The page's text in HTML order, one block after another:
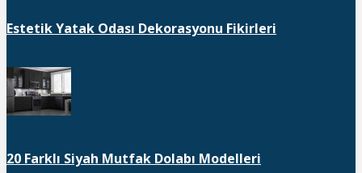
Estetik Yatak Odası Dekorasyonu Fikirleri
20 Farklı Siyah Mutfak Dolabı Modelleri